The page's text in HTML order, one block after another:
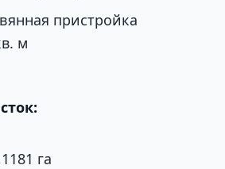
пристройка
м
га